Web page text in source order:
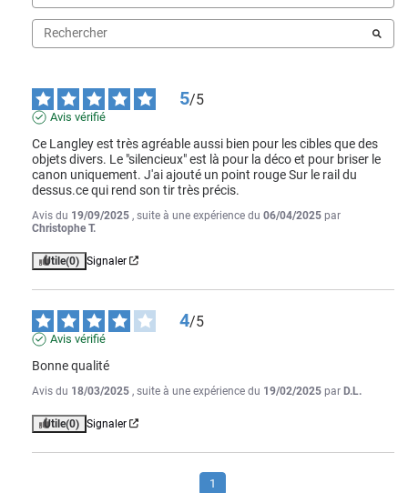
5/5
Avis vérifié
Ce Langley est très agréable aussi bien pour les cibles que des
objets divers. Le "silencieux" est là pour la déco et pour briser le
canon uniquement. J'ai ajouté un point rouge Sur le rail du
dessus.ce qui rend son tir très précis.
Avis du 19/09/2025 , suite à une expérience du 06/04/2025 par
Christophe T.
Utile(0) Signaler
4/5
Avis vérifié
Bonne qualité
Avis du 18/03/2025 , suite à une expérience du 19/02/2025 par D.L.
Utile(0) Signaler
1